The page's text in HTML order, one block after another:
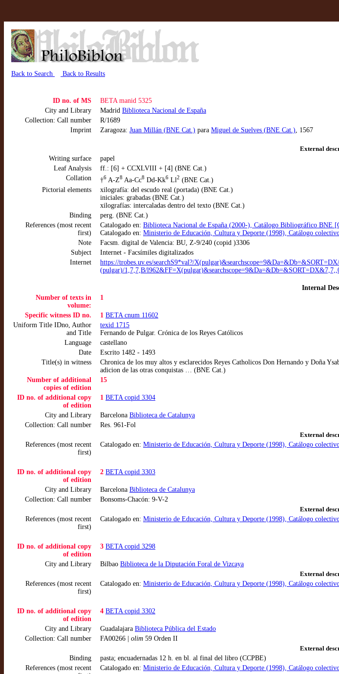
Back to Search Back to Results
ID no. of MS
BETA manid 5325
City and Library
Madrid Biblioteca Nacional de España
Collection: Call number
R/1689
Imprint
Zaragoza: Juan Millán (BNE Cat.) para Miguel de Suelves (BNE Cat.), 1567
External
Writing surface
papel
Leaf Analysis
ff.: [6] + CCXLVIII + [4] (BNE Cat.)
Collation
†6 A-Z8 Aa-Cc8 Dd-Kk6 Ll2 (BNE Cat.)
Pictorial elements
xilografía: del escudo real (portada) (BNE Cat.)
iniciales: grabadas (BNE Cat.)
xilografías: intercaladas dentro del texto (BNE Cat.)
Binding
perg. (BNE Cat.)
References (most recent
first)
Catalogado en: Biblioteca Nacional de España (2000-), Catálogo Bibliográfico BNE
Catalogado en: Ministerio de Educación, Cultura y Deporte (1998), Catálogo
Note
Facsm. digital de Valencia: BU, Z-9/240 (copid )3306
Subject
Internet - Facsímiles digitalizados
Internet
https://trobes.uv.es/searcħS9*val?/
(pulgar)/1,7,7,B/
Internal
Number of texts in
volume:
1
Specific witness ID no. 1 BETA cnum 11602
Uniform Title IDno, Author
and Title
texid 1715
Fernando de Pulgar. Crónica de los Reyes Católicos
Language
castellano
Date
Escrito 1482 - 1493
Title(s) in witness
Chronica de los muy altos y esclarecidos Reyes Catholicos Don Hernando y Doña
adicion de las otras conquistas … (BNE Cat.)
Number of additional
copies of edition
15
ID no. of additional copy
of edition
1 BETA copid 3304
City and Library Barcelona Biblioteca de Catalunya
Collection: Call number
Res. 961-Fol
External
References (most recent
first)
Catalogado en: Ministerio de Educación, Cultura y Deporte (1998), Catálogo
ID no. of additional copy
of edition
2 BETA copid 3303
City and Library Barcelona Biblioteca de Catalunya
Collection: Call number
Bonsoms-Chacón: 9-V-2
External
References (most recent
first)
Catalogado en: Ministerio de Educación, Cultura y Deporte (1998), Catálogo
ID no. of additional copy
of edition
3 BETA copid 3298
City and Library Bilbao Biblioteca de la Diputación Foral de Vizcaya
External
References (most recent
first)
Catalogado en: Ministerio de Educación, Cultura y Deporte (1998), Catálogo
ID no. of additional copy
of edition
4 BETA copid 3302
City and Library Guadalajara Biblioteca Pública del Estado
Collection: Call number
FA00266 | olim 59 Orden II
External
Binding
pasta; encuadernadas 12 h. en bl. al final del libro (CCPBE)
References (most recent
Catalogado en: Ministerio de Educación, Cultura y Deporte (1998), Catálogo